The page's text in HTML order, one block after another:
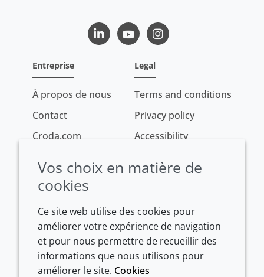
LinkedInYoutubeInstagram
Entreprise
À propos de nous
Contact
Croda.com
Legal
Terms and conditions
Privacy policy
Accessibility
Conditions of sale
Vos choix en matière de
cookies
Ce site web utilise des cookies pour
améliorer votre expérience de navigation
et pour nous permettre de recueillir des
informations que nous utilisons pour
améliorer le site. Cookies